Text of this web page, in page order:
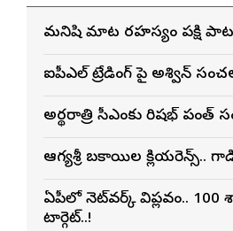
మనిషి మాట రహస్యం పక్షి
ఐపీఎల్ ట్రేడింగ్ పై అశ్విన్
అర్థరాత్రి సీఎంకు రిషభ్ పంత్
ఆరోగ్యశ్రీ బకాయిల క్లియరెన్స్..
ఏపీలో నెట్‌వర్క్ విప్లవం.. 100
టార్గెట్..!